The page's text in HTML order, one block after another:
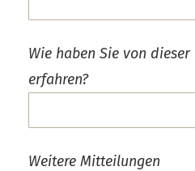
Wie haben Sie von
erfahren?
Weitere Mitteilungen